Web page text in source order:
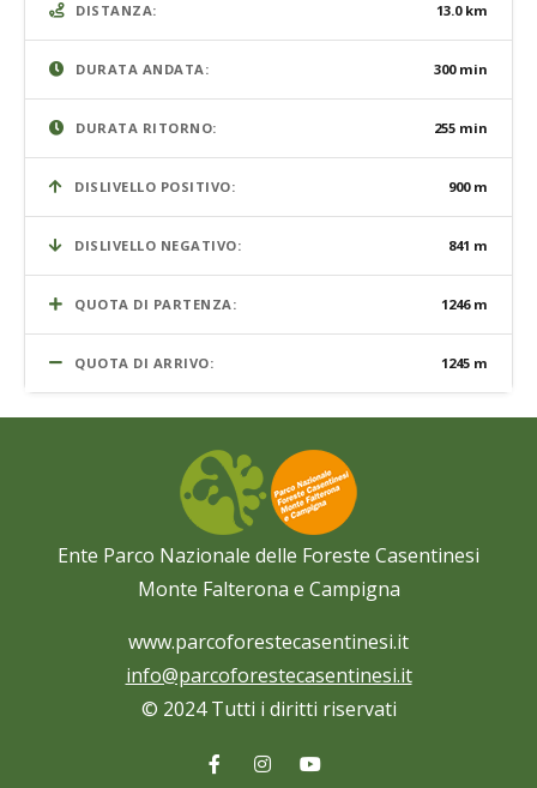
DISTANZA: 13.0 km
DURATA ANDATA: 300 min
DURATA RITORNO: 255 min
DISLIVELLO POSITIVO: 900 m
DISLIVELLO NEGATIVO: 841 m
QUOTA DI PARTENZA: 1246 m
QUOTA DI ARRIVO: 1245 m
Ente Parco Nazionale delle Foreste Casentinesi
Monte Falterona e Campigna
www.parcoforestecasentinesi.it
info@parcoforestecasentinesi.it
© 2024 Tutti i diritti riservati